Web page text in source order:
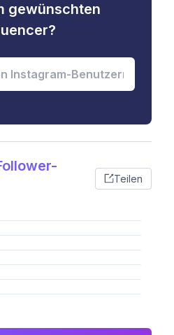
gewünschten
Teilen